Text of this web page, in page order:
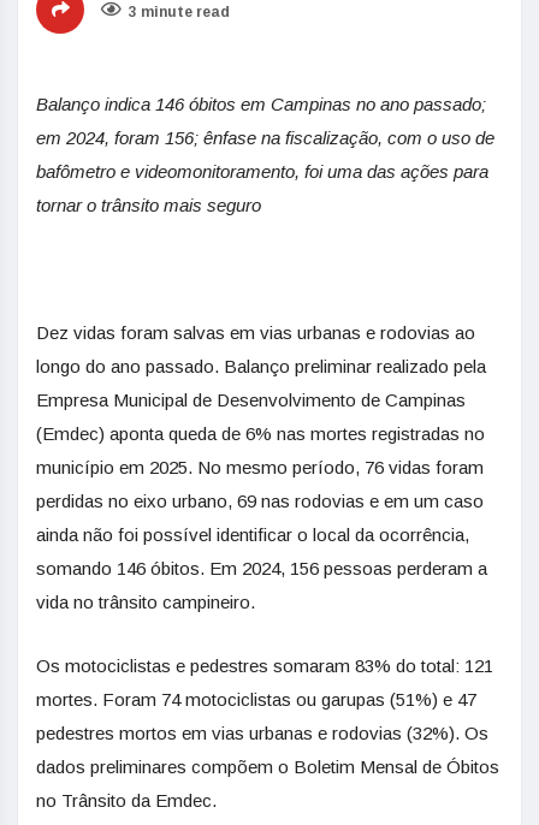
3 minute read
Balanço indica 146 óbitos em Campinas no ano passado;
em 2024, foram 156; ênfase na fiscalização, com o uso de
bafômetro e videomonitoramento, foi uma das ações para
tornar o trânsito mais seguro
Dez vidas foram salvas em vias urbanas e rodovias ao
longo do ano passado. Balanço preliminar realizado pela
Empresa Municipal de Desenvolvimento de Campinas
(Emdec) aponta queda de 6% nas mortes registradas no
município em 2025. No mesmo período, 76 vidas foram
perdidas no eixo urbano, 69 nas rodovias e em um caso
ainda não foi possível identificar o local da ocorrência,
somando 146 óbitos. Em 2024, 156 pessoas perderam a
vida no trânsito campineiro.
Os motociclistas e pedestres somaram 83% do total: 121
mortes. Foram 74 motociclistas ou garupas (51%) e 47
pedestres mortos em vias urbanas e rodovias (32%). Os
dados preliminares compõem o Boletim Mensal de Óbitos
no Trânsito da Emdec.